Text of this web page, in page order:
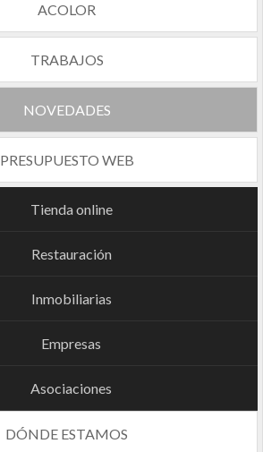
ACOLOR
TRABAJOS
NOVEDADES
PRESUPUESTO WEB
Tienda online
Restauración
Inmobiliarias
Empresas
Asociaciones
DÓNDE ESTAMOS